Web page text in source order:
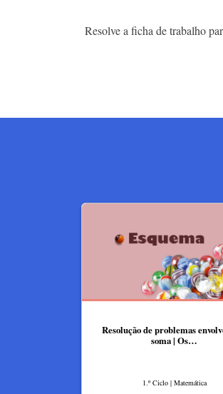
Resolve a ficha de trabalho
Resolução de problemas
soma | Os…
1.º Ciclo | Matemática